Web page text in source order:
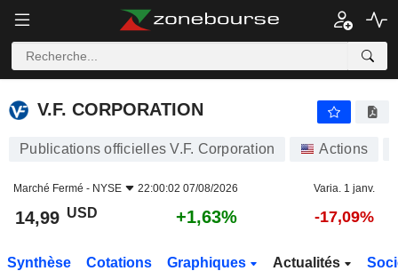
V.F. CORPORATION
V.F. CORPORATION
Publications officielles V.F. Corporation Actions
Marché Fermé - NYSE 22:00:02 07/08/2026 Varia. 1 janv.
14,99 USD +1,63% -17,09%
Synthèse Cotations Graphiques Actualités